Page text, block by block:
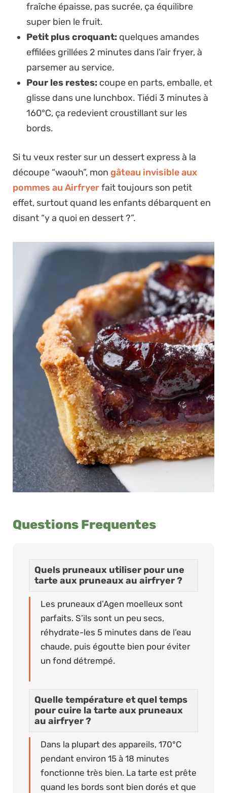
fraîche épaisse, pas sucrée, ça équilibre
super bien le fruit.
Petit plus croquant: quelques amandes
effilées grillées 2 minutes dans l’air fryer, à
parsemer au service.
Pour les restes: coupe en parts, emballe, et
glisse dans une lunchbox. Tiédi 3 minutes à
160°C, ça redevient croustillant sur les
bords.
Si tu veux rester sur un dessert express à la
découpe “waouh”, mon gâteau invisible aux
pommes au Airfryerfait toujours son petit
effet, surtout quand les enfants débarquent en
disant “y a quoi en dessert ?”.
Questions Frequentes
Quels pruneaux utiliser pour une
tarte aux pruneaux au airfryer ?
Les pruneaux d’Agen moelleux sont
parfaits. S’ils sont un peu secs,
réhydrate-les 5 minutes dans de l’eau
chaude, puis égoutte bien pour éviter
un fond détrempé.
Quelle température et quel temps
pour cuire la tarte aux pruneaux
au airfryer ?
Dans la plupart des appareils, 170°C
pendant environ 15 à 18 minutes
fonctionne très bien. La tarte est prête
quand les bords sont bien dorés et que